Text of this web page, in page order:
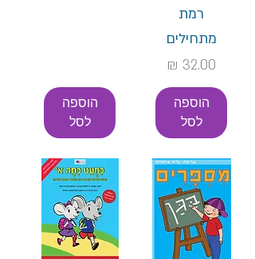
רמת
מתחילים
מחיר
הוספה
לסל
הוספה
לסל